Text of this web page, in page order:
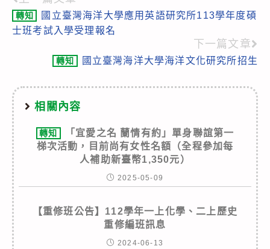
more
轉知
國立臺灣海洋大學應用英語研究所113學年度碩
士班考試入學受理報名
下一篇文章
轉知 國立臺灣海洋大學海洋文化研究所招生
相關內容
轉知
「宜愛之名 蘭情有約」單身聯誼第一
梯次活動，目前尚有女性名額（全程參加每
人補助新臺幣1,350元）
2025-05-09
【重修班公告】112學年一上化學、二上歷史
重修編班訊息
2024-06-13